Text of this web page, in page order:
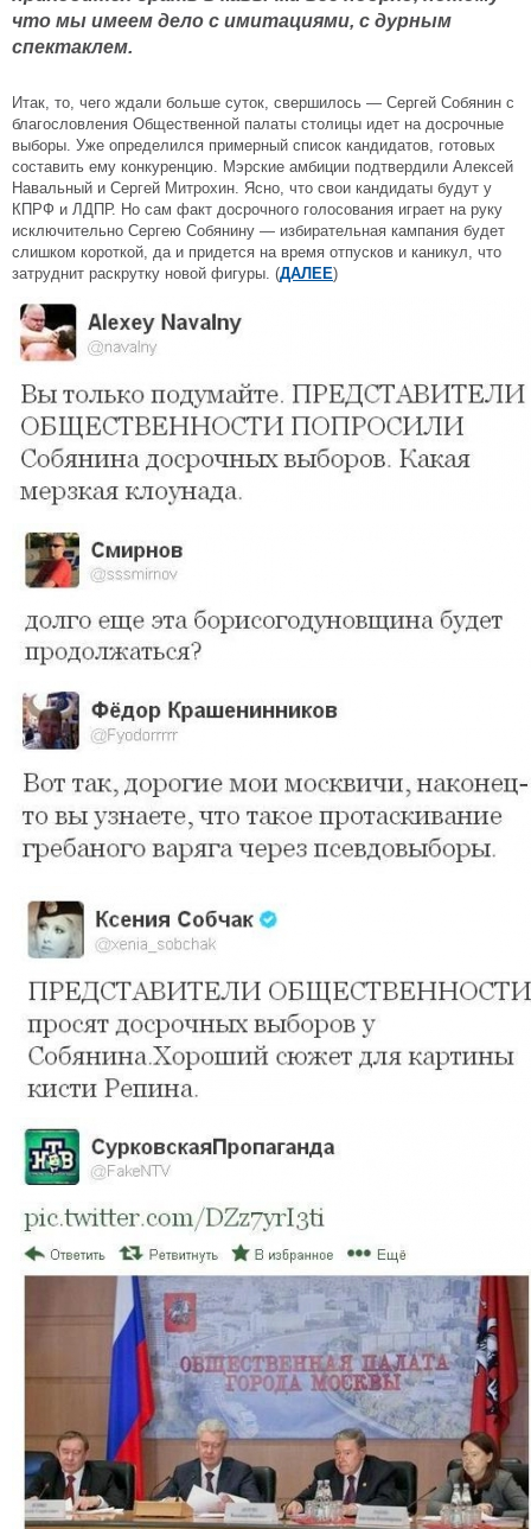
что мы имеем дело с имитациями, с дурным
спектаклем.
Итак, то, чего ждали больше суток, свершилось — Сергей Собянин с
благословления Общественной палаты столицы идет на досрочные
выборы. Уже определился примерный список кандидатов, готовых
составить ему конкуренцию. Мэрские амбиции подтвердили Алексей
Навальный и Сергей Митрохин. Ясно, что свои кандидаты будут у
КПРФ и ЛДПР. Но сам факт досрочного голосования играет на руку
исключительно Сергею Собянину — избирательная кампания будет
слишком короткой, да и придется на время отпусков и каникул, что
затруднит раскрутку новой фигуры. (ДАЛЕЕ)